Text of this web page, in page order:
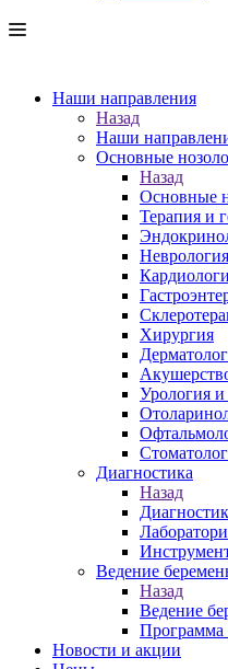
Наши направления
Назад
Наши
Основные
Назад
Основные
Терапия и
Неврология
Хирургия
Урология и
Диагностика
Назад
Ведение
Назад
Ведение
Программа
Новости и акции